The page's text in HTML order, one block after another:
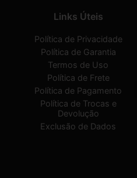
Links Úteis
Política de Privacidade
Política de Garantia
Termos de Uso
Política de Frete
Política de Pagamento
Política de Trocas e
Devolução
Exclusão de Dados